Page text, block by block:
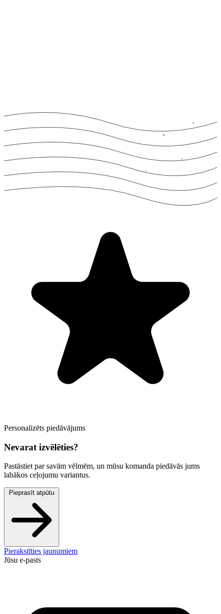
Personalizēts piedāvājums
Nevarat izvēlēties?
Pastāstiet par savām vēlmēm, un mūsu komanda piedāvās jums
labākos ceļojumu variantus.
Pieprasīt atpūtu
Pierakstīties jaunumiem
Jūsu e-pasts